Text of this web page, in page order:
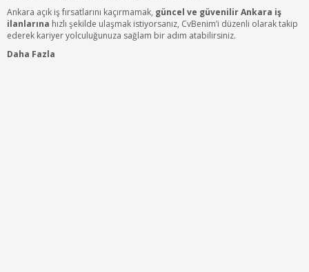
Ankara açık iş fırsatlarını kaçırmamak, güncel ve güvenilir Ankara iş
ilanlarına hızlı şekilde ulaşmak istiyorsanız, CvBenim’i düzenli olarak takip
ederek kariyer yolculuğunuza sağlam bir adım atabilirsiniz.
Daha Fazla